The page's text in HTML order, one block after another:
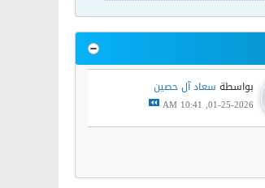
بواسطة سعاد آل حصين
01-25-2026, 10:41 AM